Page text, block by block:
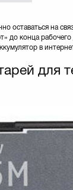
оставаться на
до конца
в
для